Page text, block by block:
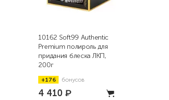
10162 Soft99 Authentic
Premium полироль для
придания блеска ЛКП,
200г
+176 бонусов
4 410₽